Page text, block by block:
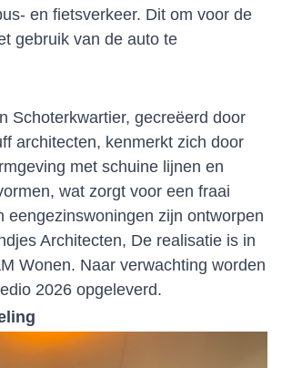
en fietsverkeer. Dit om voor de
gebruik van de auto te
Schoterkwartier, gecreëerd door
architecten, kenmerkt zich door
met schuine lijnen en
wat zorgt voor een fraai
eengezinswoningen zijn ontworpen
Architecten, De realisatie is in
Wonen. Naar verwachting worden
2026 opgeleverd.